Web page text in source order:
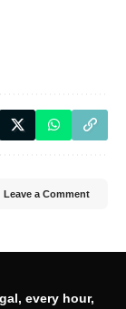
Leave a Comment
every hour,